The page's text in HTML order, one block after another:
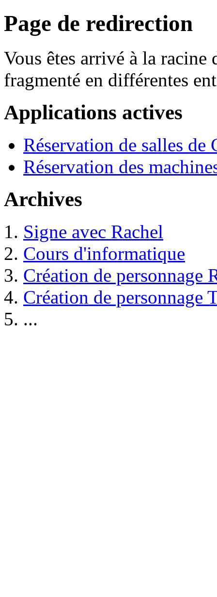
Page de redirection
Vous êtes arrivé à la
fragmenté en différentes
Applications actives
Réservation de salles de
Réservation des
Archives
Signe avec Rachel
Cours d'informatique
Création de personnage
Création de personnage
...